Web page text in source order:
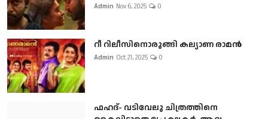
Admin Nov 6, 2025 0
റീ റിലീസിനൊരുങ്ങി കല്യാണ രാമൻ
Admin Oct 21, 2025 0
ഫഹദ്- വടിവേലു ചിത്രത്തിനെ